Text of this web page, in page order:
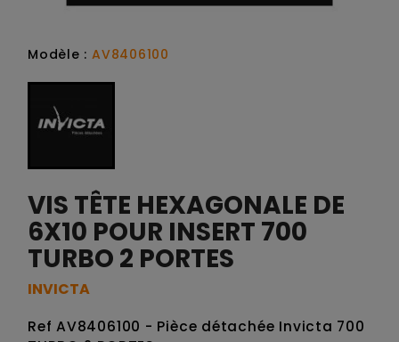
Modèle :AV8406100
VIS TÊTE HEXAGONALE DE
6X10 POUR INSERT 700
TURBO 2 PORTES
INVICTA
Ref AV8406100 - Pièce détachée Invicta 700